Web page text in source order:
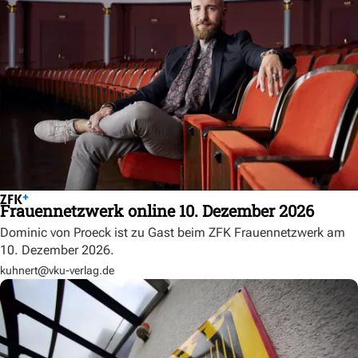
Frauennetzwerk online 10. Dezember 2026
Dominic von Proeck ist zu Gast beim ZFK Frauennetzwerk am
10. Dezember 2026.
kuhnert@vku-verlag.de